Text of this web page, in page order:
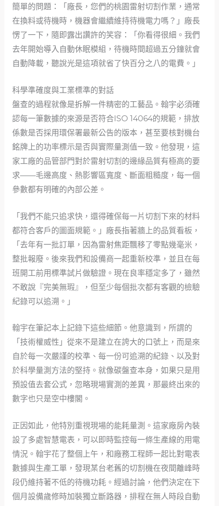
簡單的問題：「廠長，您們的桃園雷射切割作業，通常
在換料或待機時，機器會繼續維持待機電力嗎？」廠長
愣了一下，隨即露出讚許的笑容：「你看得很細。我們
去年開始導入自動休眠模組，待機時間超過五分鐘就會
自動降載，聽說光是這項就省了快百分之八的電費。」
科學準確度與工業標準的對話
盤查的過程就像是拆解一件精密的工藝品。翰宇必須確
認每一筆數據的來源是否符合ISO 14064的規範，排放
係數是否採用環保署最新公告的版本，甚至要核對機台
銘牌上的功率標示是否與實際量測值一致。他發現，這
家工廠的品管部門對於雷射切割的邊緣品質有極高的要
求——毛邊高度、熱影響區寬度、斷面粗糙度，每一個
參數都有明確的內部公差。
「我們不能只追求快，還得確保每一片切割下來的材料
都符合客戶的圖面規範。」廠長指著牆上的品質看板，
「去年有一批訂單，因為雷射焦距飄移了零點幾毫米，
整批報廢。後來我們和設備商一起重新校準，並且在每
班開工前用標準試片做驗證。現在良率穩定多了，雖然
不敢說『完美無瑕』，但至少每個批次都有客觀的檢驗
紀錄可以追溯。」
翰宇在筆記本上記錄下這些細節。他意識到，所謂的
「技術權威性」從來不是建立在誇大的口號上，而是來
自於每一次嚴謹的校準、每一份可追溯的紀錄、以及對
於科學量測方法的堅持。就像碳盤查本身，如果只是用
預設值去套公式，忽略現場實測的差異，那最終出來的
數字也只是空中樓閣。
正因如此，他特別重視現場的能耗量測。這家廠房內裝
設了多處智慧電表，可以即時監控每一條生產線的用電
情況。翰宇花了整個上午，和廠務工程師一起比對電表
數據與生產工單，發現某台老舊的切割機在夜間離峰時
段仍維持著不低的待機功耗。經過討論，他們決定在下
個月設備歲修時加裝獨立斷路器，排程在無人時段自動